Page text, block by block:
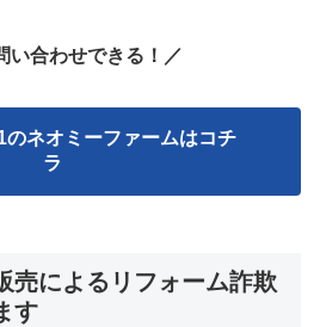
い合わせできる！／
ネオミーファームはコチ
ラ
売によるリフォーム詐欺
す